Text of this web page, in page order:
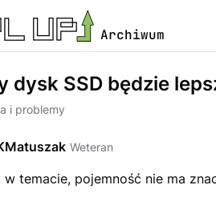
Archiwum
dysk SSD będzie
i problemy
Weteran
w temacie, pojemność nie ma